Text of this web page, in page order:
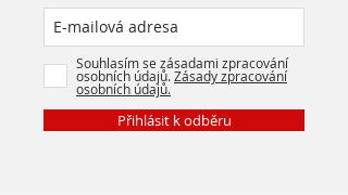
Souhlasím se zásadami zpracování
osobních údajů.Zásady zpracování
osobních údajů.
Přihlásit k odběru